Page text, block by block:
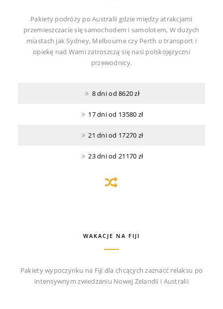
Pakiety podróży po Australii gdzie między atrakcjami
przemieszczacie się samochodem i samolotem, W dużych
miastach jak Sydney, Melbourne czy Perth o transport i
opiekę nad Wami zatroszczą się nasi polskojęzyczni
przewodnicy.
8 dni od 8620 zł
17 dni od 13580 zł
21 dni od 17270 zł
23 dni od 21170 zł
WAKACJE NA FIJI
Pakiety wypoczynku na Fiji dla chcących zaznacć relaksu po
intensywnym zwiedzaniu Nowej Zelandii i Australii